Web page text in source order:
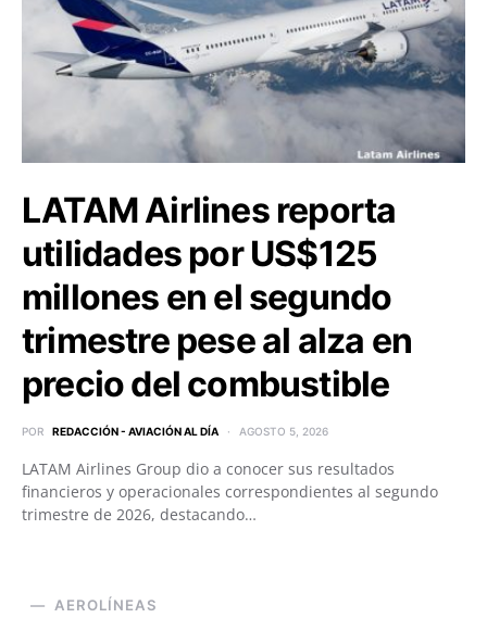
LATAM Airlines reporta
utilidades por US$125
millones en el segundo
trimestre pese al alza en
precio del combustible
POR REDACCIÓN - AVIACIÓN AL DÍA AGOSTO 5, 2026
LATAM Airlines Group dio a conocer sus resultados
financieros y operacionales correspondientes al segundo
trimestre de 2026, destacando…
AEROLÍNEAS